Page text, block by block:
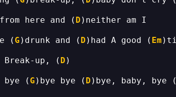
here and ( D
( G )drunk and ( D )had A good ( Em
Break-up, ( D
bye ( G )bye bye ( D )bye, baby, bye (